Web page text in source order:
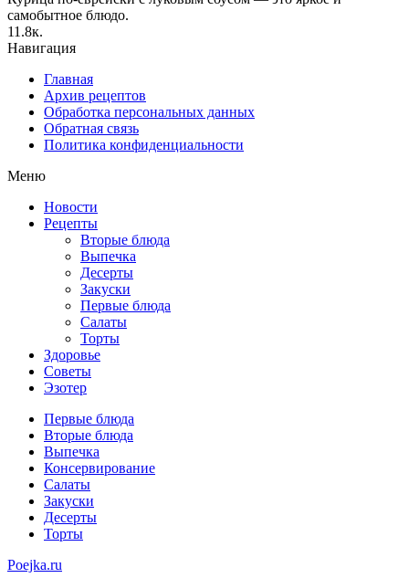
самобытное блюдо.
11.8к.
Навигация
Главная
Архив рецептов
Обработка персональных данных
Обратная связь
Политика конфиденциальности
Меню
Новости
Рецепты
Вторые блюда
Выпечка
Десерты
Закуски
Первые блюда
Салаты
Торты
Здоровье
Советы
Эзотер
Первые блюда
Вторые блюда
Выпечка
Консервирование
Салаты
Закуски
Десерты
Торты
Poejka.ru